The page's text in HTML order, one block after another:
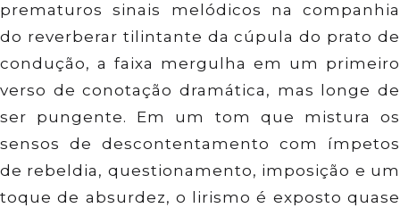
prematuros sinais melódicos na companhia
do reverberar tilintante da cúpula do prato de
condução, a faixa mergulha em um primeiro
verso de conotação dramática, mas longe de
ser pungente. Em um tom que mistura os
sensos de descontentamento com ímpetos
de rebeldia, questionamento, imposição e um
toque de absurdez, o lirismo é exposto quase